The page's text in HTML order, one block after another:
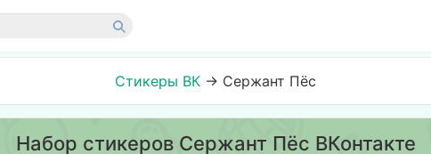
Стикеры ВК → Сержант Пёс
Набор стикеров Сержант Пёс ВКонтакте